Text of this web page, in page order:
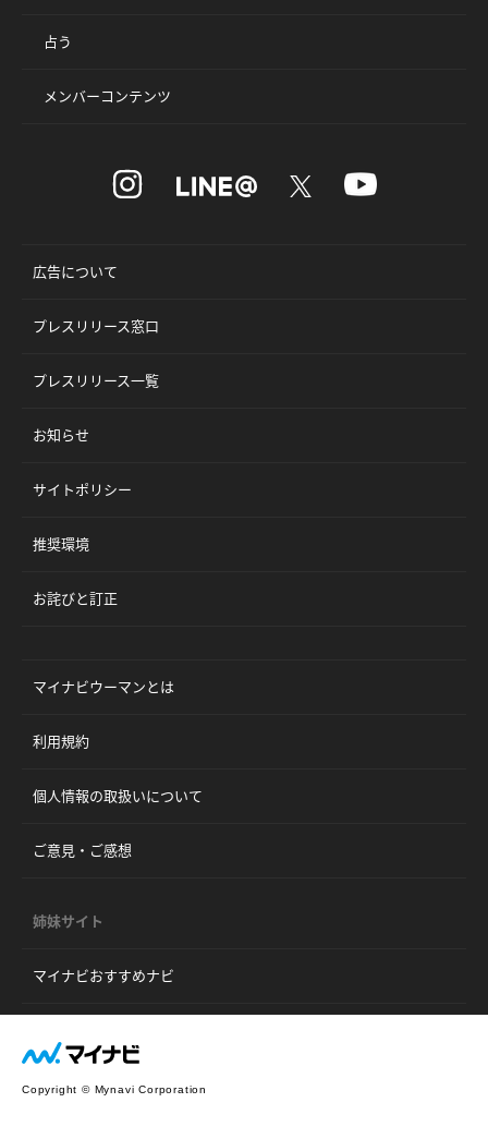
占う
メンバーコンテンツ
広告について
プレスリリース窓口
プレスリリース一覧
お知らせ
サイトポリシー
推奨環境
お詫びと訂正
マイナビウーマンとは
利用規約
個人情報の取扱いについて
ご意見・ご感想
姉妹サイト
マイナビおすすめナビ
Copyright © Mynavi Corporation